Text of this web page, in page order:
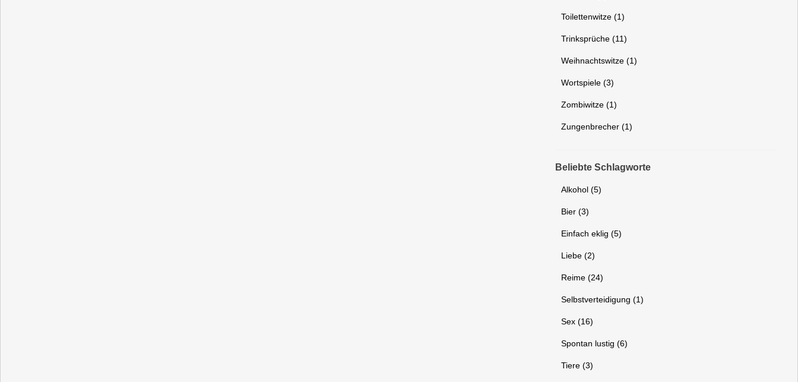
Toilettenwitze (1)
Trinksprüche (11)
Weihnachtswitze (1)
Wortspiele (3)
Zombiwitze (1)
Zungenbrecher (1)
Beliebte Schlagworte
Alkohol (5)
Bier (3)
Einfach eklig (5)
Liebe (2)
Reime (24)
Selbstverteidigung (1)
Sex (16)
Spontan lustig (6)
Tiere (3)